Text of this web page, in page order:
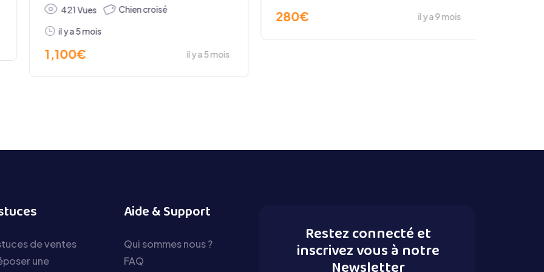
421 Vues
Chien croisé
il y a 5 mois
1,100€ il y a 5 mois
280€ il y a 9 mois
de ventes
une
Aide & Support
Qui sommes nous ?
FAQ
Restez connecté et
inscrivez vous à notre